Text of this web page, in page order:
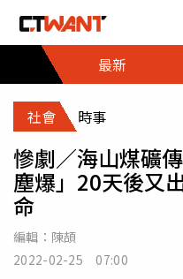
最新
社會 時事
慘劇／海山煤礦
塵爆」20天後又
命
編輯： 陳頡
2022-02-25 07:00